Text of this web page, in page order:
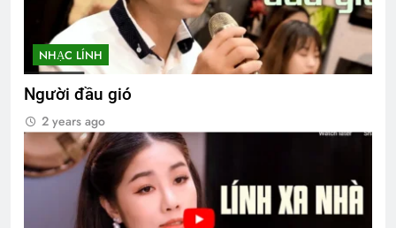
NHẠC LÍNH
Người đầu gió
2 years ago